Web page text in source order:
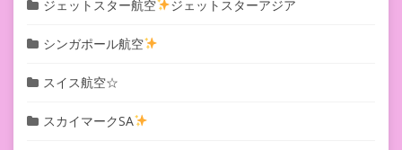
ジェットスター航空 ジェットスターアジア
シンガポール航空
スイス航空☆
スカイマークSA